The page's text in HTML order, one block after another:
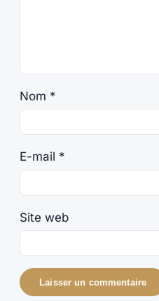
Nom *
E-mail *
Site web